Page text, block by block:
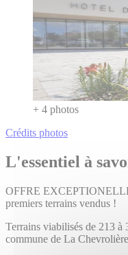
+ 4 photos
Crédits photos
L'essentiel à
OFFRE
premiers terrains vendus !
Terrains viabilisés de 213 à
commune de La